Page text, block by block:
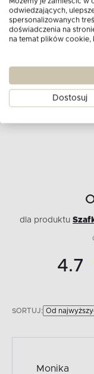
Jaka szafka
CZYTAJ WIĘCEJ
dla produktu
4.7
SORTUJ:
Monika
odwiedzających,
spersonalizowanych
doświadczenia na
na temat plików cookie,
Dostosuj